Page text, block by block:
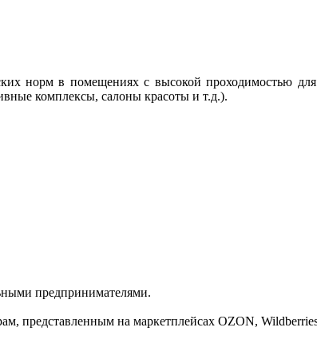
норм в помещениях с высокой проходимостью
комплексы, салоны красоты и т.д.).
предпринимателями.
представленным на маркетплейсах OZON,